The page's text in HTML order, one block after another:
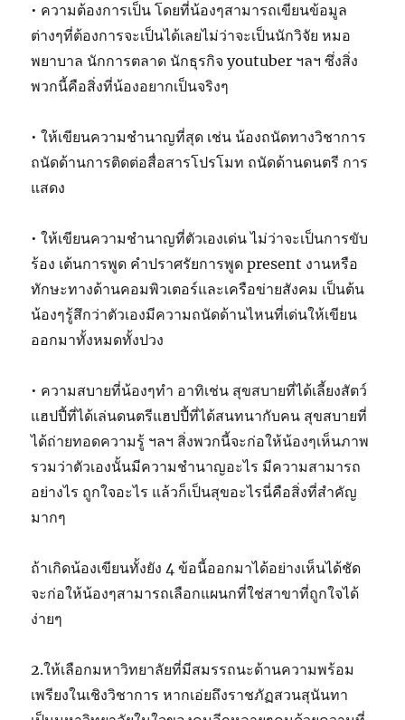
• ความต้องการเป็น โดยที่น้องๆสามารถเขียนข้อมูล
ต่างๆที่ต้องการจะเป็นได้เลยไม่ว่าจะเป็นนักวิจัย หมอ
พยาบาล นักการตลาด นักธุรกิจ youtuber ฯลฯ ซึ่งสิ่ง
พวกนี้คือสิ่งที่น้องอยากเป็นจริงๆ
• ให้เขียนความชำนาญที่สุด เช่น น้องถนัดทางวิชาการ
ถนัดด้านการติดต่อสื่อสารโปรโมท ถนัดด้านดนตรี การ
แสดง
• ให้เขียนความชำนาญที่ตัวเองเด่น ไม่ว่าจะเป็นการขับ
ร้อง เต้นการพูด คำปราศรัยการพูด present งานหรือ
ทักษะทางด้านคอมพิวเตอร์และเครือข่ายสังคม เป็นต้น
น้องๆรู้สึกว่าตัวเองมีความถนัดด้านไหนที่เด่นให้เขียน
ออกมาทั้งหมดทั้งปวง
• ความสบายที่น้องๆทำ อาทิเช่น สุขสบายที่ได้เลี้ยงสัตว์
แฮปปี้ที่ได้เล่นดนตรีแฮปปี้ที่ได้สนทนากับคน สุขสบายที่
ได้ถ่ายทอดความรู้ ฯลฯ สิ่งพวกนี้จะก่อให้น้องๆเห็นภาพ
รวมว่าตัวเองนั้นมีความชำนาญอะไร มีความสามารถ
อย่างไร ถูกใจอะไร แล้วก็เป็นสุขอะไรนี่คือสิ่งที่สำคัญ
มากๆ
ถ้าเกิดน้องเขียนทั้งยัง 4 ข้อนี้ออกมาได้อย่างเห็นได้ชัด
จะก่อให้น้องๆสามารถเลือกแผนกที่ใช่สาขาที่ถูกใจได้
ง่ายๆ
2.ให้เลือกมหาวิทยาลัยที่มีสมรรถนะด้านความพร้อม
เพรียงในเชิงวิชาการ หากเอ่ยถึงราชภัฏสวนสุนันทา